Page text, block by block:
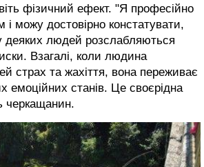
фізичний ефект. "Я професійно
можу достовірно констатувати,
деяких людей розслабляються
Взагалі, коли людина
страх та жахіття, вона переживає
емоційних станів. Це своєрідна
черкащанин.